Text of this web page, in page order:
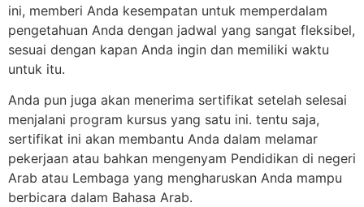
ini, memberi Anda kesempatan untuk memperdalam
pengetahuan Anda dengan jadwal yang sangat fleksibel,
sesuai dengan kapan Anda ingin dan memiliki waktu
untuk itu.
Anda pun juga akan menerima sertifikat setelah selesai
menjalani program kursus yang satu ini. tentu saja,
sertifikat ini akan membantu Anda dalam melamar
pekerjaan atau bahkan mengenyam Pendidikan di negeri
Arab atau Lembaga yang mengharuskan Anda mampu
berbicara dalam Bahasa Arab.